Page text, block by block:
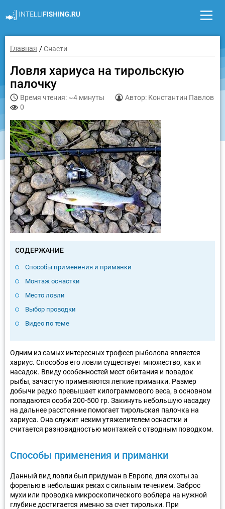
Главная Снасти
Ловля хариуса на тирольскую
палочку
Время чтения: ~4 минуты
Автор: Константин Павлов
0
СОДЕРЖАНИЕ
Способы применения и приманки
Монтаж оснастки
Место ловли
Выбор проводки
Видео по теме
Одним из самых интересных трофеев рыболова является
хариус. Способов его ловли существует множество, как и
насадок. Ввиду особенностей мест обитания и повадок
рыбы, зачастую применяются легкие приманки. Размер
добычи редко превышает килограммового веса, в основном
попадаются особи 200-500 гр. Закинуть небольшую насадку
на дальнее расстояние помогает тирольская палочка на
хариуса. Она служит неким утяжелителем оснастки и
считается разновидностью монтажей с отводным поводком.
Способы применения и приманки
Данный вид ловли был придуман в Европе, для охоты за
форелью в небольших реках с сильным течением. Заброс
мухи или проводка микроскопического воблера на нужной
глубине достигается именно за счет тирольки. При